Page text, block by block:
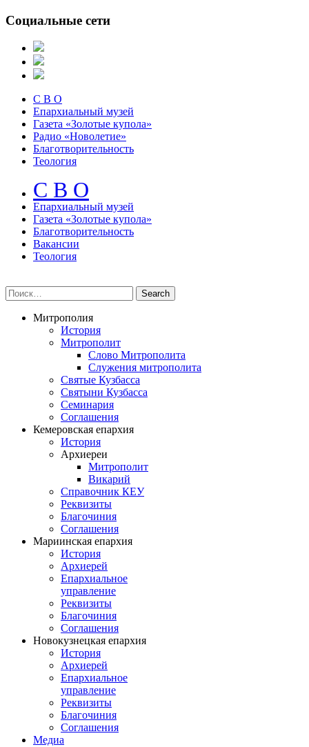
Социальные сети
С В О
Епархиальный музей
Газета «Золотые купола»
Радио «Новолетие»
Благотворительность
Теология
С В О
Епархиальный музeй
Газета «Золотые купола»
Благотворительность
Вакансии
Теология
Митрополия
История
Митрополит
Слово Митрополита
Служения митрополита
Святые Кузбасса
Святыни Кузбасса
Семинария
Соглашения
Кемеровская епархия
История
Архиереи
Митрополит
Викарий
Справочник КЕУ
Реквизиты
Благочиния
Соглашения
Мариинская епархия
История
Архиерей
Епархиальное
управление
Реквизиты
Благочиния
Соглашения
Новокузнецкая епархия
История
Архиерей
Епархиальное
управление
Реквизиты
Благочиния
Соглашения
Медиа